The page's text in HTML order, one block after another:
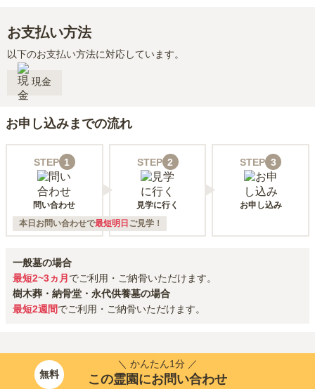
お支払い方法
以下のお支払い方法に対応しています。
現金
お申し込みまでの流れ
STEP 1
問い合わせ
STEP 2
見学に行く
STEP 3
お申し込み
本日お問い合わせで最短明日 ご見学！
一般墓の場合
最短2~3ヵ月 でご利用・ご納骨いただけます。
樹木葬・納骨堂・永代供養墓の場合
最短2週間でご利用・ご納骨いただけます。
無料
＼ かんたん1分 ／
この霊園にお問い合わせ